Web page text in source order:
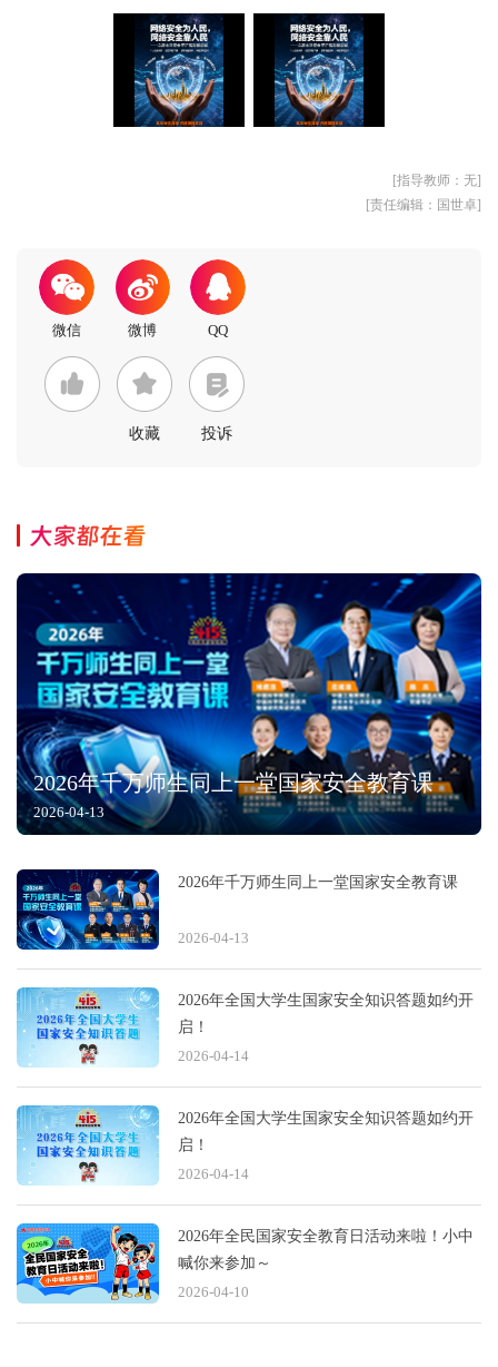
[指导教师：无]
[责任编辑：国世卓]
收藏 投诉
大家都在看
2026年千万师生同上一堂国家安全教育课
2026-04-13
2026年千万师生同上一堂国家安全教育课
2026-04-13
2026年全国大学生国家安全知识答题如约开
启！
2026-04-14
2026年全国大学生国家安全知识答题如约开
启！
2026-04-14
2026年全民国家安全教育日活动来啦！小中
喊你来参加～
2026-04-10